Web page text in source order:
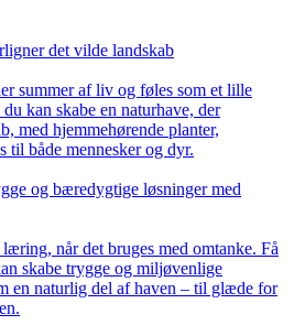
det vilde landskab
summer af liv og føles som et lille
kan skabe en naturhave, der
med hjemmehørende planter,
til både mennesker og dyr.
og bæredygtige løsninger med
når det bruges med omtanke. Få
skabe trygge og miljøvenlige
en naturlig del af haven – til glæde for